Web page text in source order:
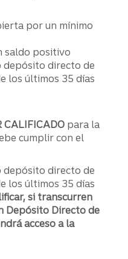
por un mínimo
saldo positivo
depósito directo de
los últimos 35 días
CALIFICADO para la
cumplir con el
depósito directo de
los últimos 35 días
si transcurren
Depósito Directo de
acceso a la